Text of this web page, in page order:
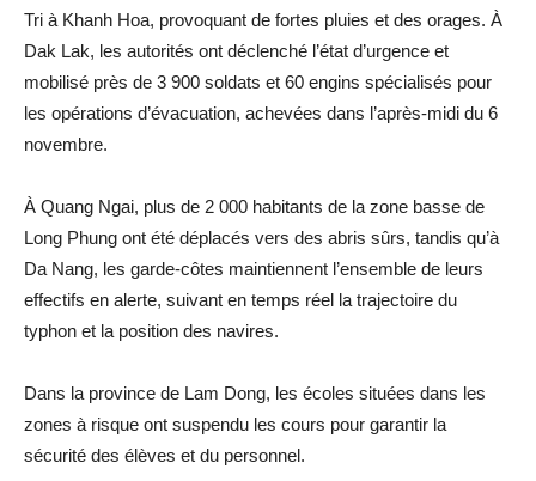
Tri à Khanh Hoa, provoquant de fortes pluies et des orages. À
Dak Lak, les autorités ont déclenché l’état d’urgence et
mobilisé près de 3 900 soldats et 60 engins spécialisés pour
les opérations d’évacuation, achevées dans l’après-midi du 6
novembre.
À Quang Ngai, plus de 2 000 habitants de la zone basse de
Long Phung ont été déplacés vers des abris sûrs, tandis qu’à
Da Nang, les garde-côtes maintiennent l’ensemble de leurs
effectifs en alerte, suivant en temps réel la trajectoire du
typhon et la position des navires.
Dans la province de Lam Dong, les écoles situées dans les
zones à risque ont suspendu les cours pour garantir la
sécurité des élèves et du personnel.